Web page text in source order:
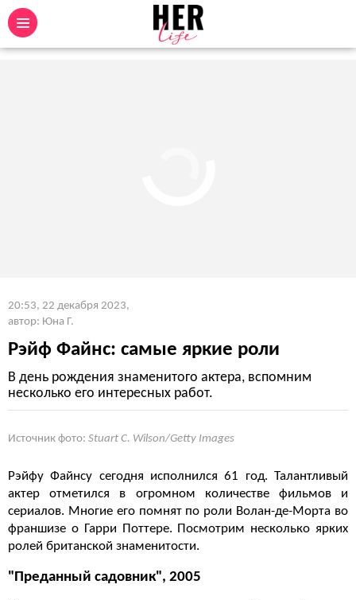
20:53, 22 декабря 2023,
автор: Юна Г.
Рэйф Файнс: самые яркие роли
В день рождения знаменитого актера, вспомним
несколько его интересных работ.
Источник фото: Stuart C. Wilson/Getty Images
Рэйфу Файнсу сегодня исполнился 61 год. Талантливый
актер отметился в огромном количестве фильмов и
сериалов. Многие его помнят по роли Волан-де-Морта во
франшизе о Гарри Поттере. Посмотрим несколько ярких
ролей британской знаменитости.
"Преданный садовник", 2005